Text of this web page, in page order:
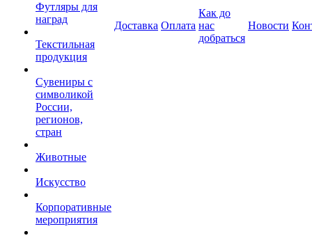
Футляры для
наград
Текстильная
продукция
Сувениры с
символикой
России,
регионов,
стран
Животные
Искусство
Корпоративные
мероприятия
Доставка Оплата
Как до
нас
добраться
Новости